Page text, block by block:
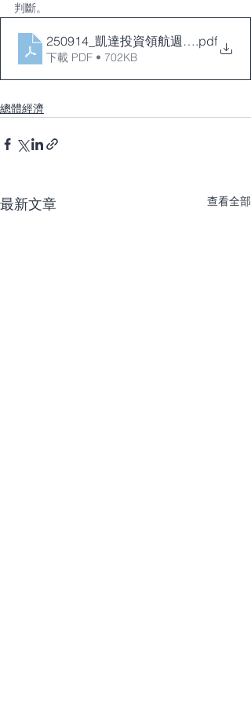
判斷。
250914_凱達投資領航週報_1
.pdf
下載 PDF • 702KB
總體經濟
最新文章 查看全部